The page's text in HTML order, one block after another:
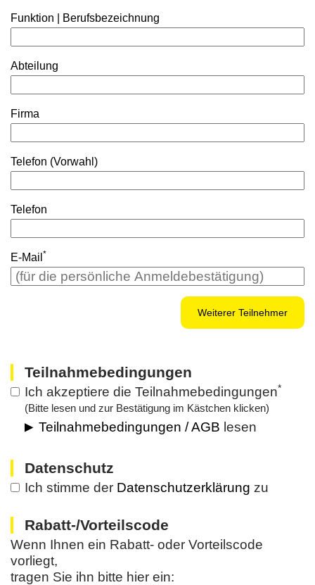
Funktion | Berufsbezeichnung
Abteilung
Firma
Telefon (Vorwahl)
Telefon
E-Mail *
Teilnahmebedingungen
Ich akzeptiere die Teilnahmebedingungen*
(Bitte lesen und zur Bestätigung im Kästchen klicken)
Teilnahmebedingungen / AGB lesen
Datenschutz
Ich stimme der Datenschutzerklärung zu
Rabatt-/Vorteilscode
Wenn Ihnen ein Rabatt- oder Vorteilscode
vorliegt,
tragen Sie ihn bitte hier ein: